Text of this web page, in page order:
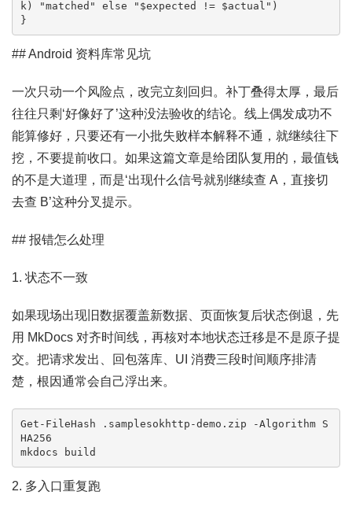
k) "matched" else "$expected != $actual")
}
## Android 资料库常见坑
一次只动一个风险点，改完立刻回归。补丁叠得太厚，最后
往往只剩‘好像好了’这种没法验收的结论。线上偶发成功不
能算修好，只要还有一小批失败样本解释不通，就继续往下
挖，不要提前收口。如果这篇文章是给团队复用的，最值钱
的不是大道理，而是‘出现什么信号就别继续查 A，直接切
去查 B’这种分叉提示。
## 报错怎么处理
1. 状态不一致
如果现场出现旧数据覆盖新数据、页面恢复后状态倒退，先
用 MkDocs 对齐时间线，再核对本地状态迁移是不是原子提
交。把请求发出、回包落库、UI 消费三段时间顺序排清
楚，根因通常会自己浮出来。
Get-FileHash .samplesokhttp-demo.zip -Algorithm S
HA256
mkdocs build
2. 多入口重复跑